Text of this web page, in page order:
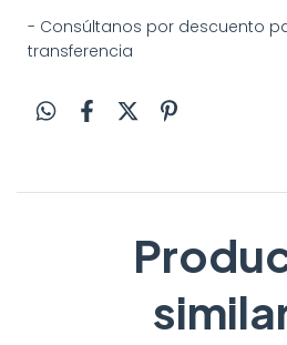
- Consúltanos por descuento
transferencia